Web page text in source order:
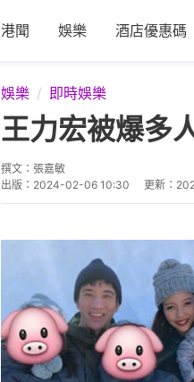
港聞 娛樂 酒店優惠碼
娛樂 即時娛樂
王力宏被爆多
撰文： 張嘉敏
出版： 2024-02-06 10:30 更新：